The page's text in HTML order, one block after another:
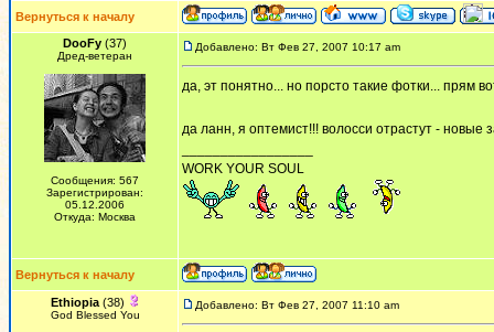
Вернуться к началу
DooFy (37)
Дред-ветеран
Сообщения: 567
Зарегистрирован:
05.12.2006
Откуда: Москва
Добавлено: Вт Фев 27, 2007 10:17 am
да, эт понятно... но порсто такие фотки... прям
да ланн, я оптемист!!! волосси отрастут -
WORK YOUR SOUL
Вернуться к началу
Ethiopia(38)
God Blessed You
Добавлено: Вт Фев 27, 2007 11:10 am